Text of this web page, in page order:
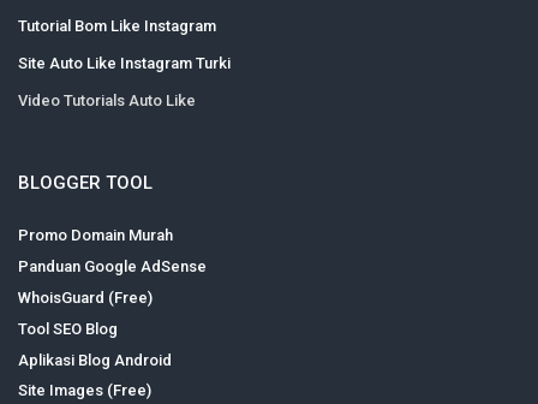
Tutorial Bom Like Instagram
Site Auto Like Instagram Turki
Video Tutorials Auto Like
BLOGGER TOOL
Promo Domain Murah
Panduan Google AdSense
WhoisGuard (Free)
Tool SEO Blog
Aplikasi Blog Android
Site Images (Free)